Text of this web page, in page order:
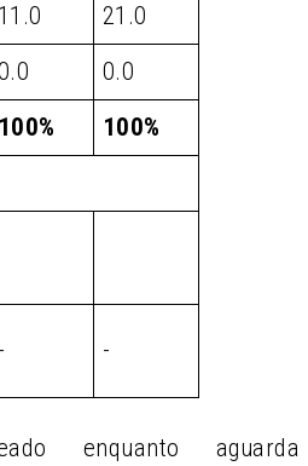
11.0
21.0
0.0
100% 100%
- -
enquanto aguarda